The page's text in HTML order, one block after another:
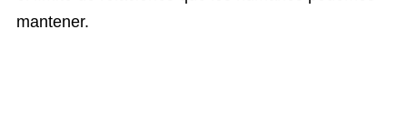
mantener.